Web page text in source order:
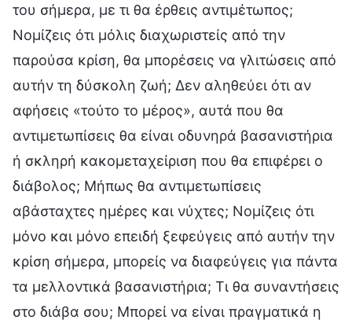
του σήμερα, με τι θα έρθεις αντιμέτωπος;
Νομίζεις ότι μόλις διαχωριστείς από την
παρούσα κρίση, θα μπορέσεις να γλιτώσεις από
αυτήν τη δύσκολη ζωή; Δεν αληθεύει ότι αν
αφήσεις «τούτο το μέρος», αυτά που θα
αντιμετωπίσεις θα είναι οδυνηρά βασανιστήρια
ή σκληρή κακομεταχείριση που θα επιφέρει ο
διάβολος; Μήπως θα αντιμετωπίσεις
αβάσταχτες ημέρες και νύχτες; Νομίζεις ότι
μόνο και μόνο επειδή ξεφεύγεις από αυτήν την
κρίση σήμερα, μπορείς να διαφεύγεις για πάντα
τα μελλοντικά βασανιστήρια; Τι θα συναντήσεις
στο διάβα σου; Μπορεί να είναι πραγματικά η